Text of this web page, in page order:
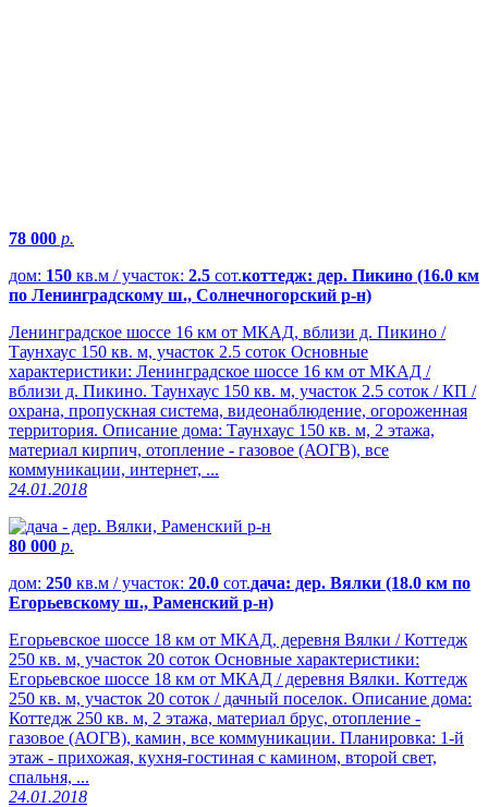
78 000 р.
дом: 150 кв.м / участок: 2.5 сот.коттедж: дер. Пикино (16.0 км
по Ленинградскому ш., Солнечногорский р-н)
Ленинградское шоссе 16 км от МКАД, вблизи д. Пикино /
Таунхаус 150 кв. м, участок 2.5 соток Основные
характеристики: Ленинградское шоссе 16 км от МКАД /
вблизи д. Пикино. Таунхаус 150 кв. м, участок 2.5 соток / КП /
охрана, пропускная система, видеонаблюдение, огороженная
территория. Описание дома: Таунхаус 150 кв. м, 2 этажа,
материал кирпич, отопление - газовое (АОГВ), все
коммуникации, интернет, ...
24.01.2018
80 000 р.
дом: 250 кв.м / участок: 20.0 сот.дача: дер. Вялки (18.0 км по
Егорьевскому ш., Раменский р-н)
Егорьевское шоссе 18 км от МКАД, деревня Вялки / Коттедж
250 кв. м, участок 20 соток Основные характеристики:
Егорьевское шоссе 18 км от МКАД / деревня Вялки. Коттедж
250 кв. м, участок 20 соток / дачный поселок. Описание дома:
Коттедж 250 кв. м, 2 этажа, материал брус, отопление -
газовое (АОГВ), камин, все коммуникации. Планировка: 1-й
этаж - прихожая, кухня-гостиная с камином, второй свет,
спальня, ...
24.01.2018